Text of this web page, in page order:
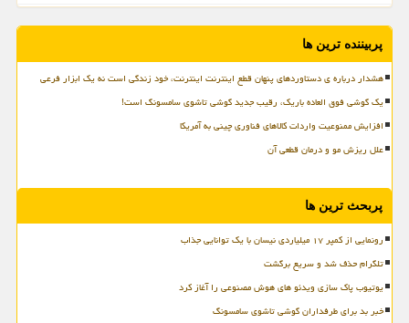
پربیننده ترین ها
هشدار درباره ی دستاوردهای پنهان قطع اینترنت اینترنت، خود زندگی است نه یک ابزار فرعی
یک گوشی فوق العاده باریک، رقیب جدید گوشی تاشوی سامسونگ است!
افزایش ممنوعیت واردات کالاهای فناوری چینی به آمریکا
علل ریزش مو و درمان قطعی آن
پربحث ترین ها
رونمایی از کمپر ۱۷ میلیاردی نیسان با یک توانایی جذاب
تلگرام حذف شد و سریع برگشت
یوتیوب پاک سازی ویدئو های هوش مصنوعی را آغاز کرد
خبر بد برای طرفداران گوشی تاشوی سامسونگ